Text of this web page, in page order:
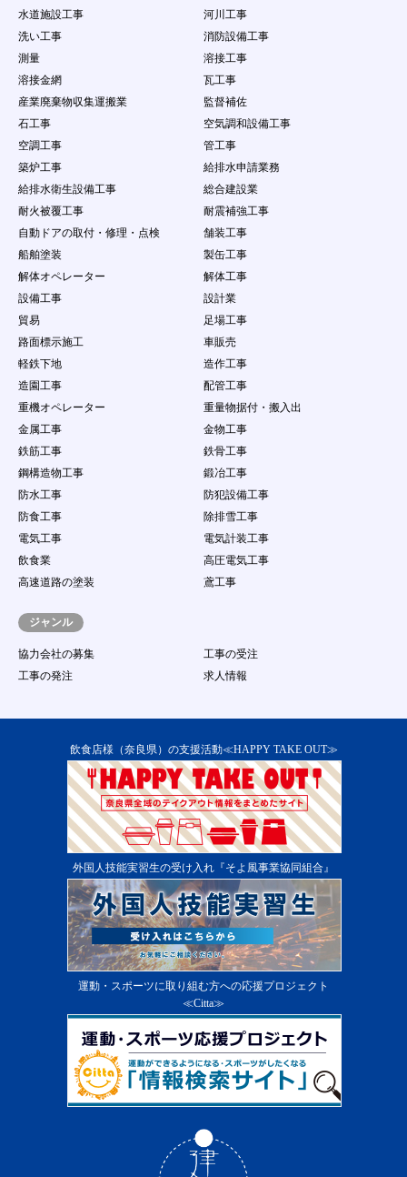
水道施設工事
河川工事
洗い工事
消防設備工事
測量
溶接工事
溶接金網
瓦工事
産業廃棄物収集運搬業
監督補佐
石工事
空気調和設備工事
空調工事
管工事
築炉工事
給排水申請業務
給排水衛生設備工事
総合建設業
耐火被覆工事
耐震補強工事
自動ドアの取付・修理・点検
舗装工事
船舶塗装
製缶工事
解体オペレーター
解体工事
設備工事
設計業
貿易
足場工事
路面標示施工
車販売
軽鉄下地
造作工事
造園工事
配管工事
重機オペレーター
重量物据付・搬入出
金属工事
金物工事
鉄筋工事
鉄骨工事
鋼構造物工事
鍛冶工事
防水工事
防犯設備工事
防食工事
除排雪工事
電気工事
電気計装工事
飲食業
高圧電気工事
高速道路の塗装
鳶工事
ジャンル
協力会社の募集
工事の受注
工事の発注
求人情報
飲食店様（奈良県）の支援活動≪HAPPY TAKE OUT≫
外国人技能実習生の受け入れ『そよ風事業協同組合』
運動・スポーツに取り組む方への応援プロジェクト
≪Citta≫